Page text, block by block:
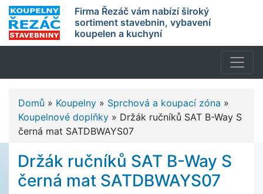
Firma Řezáč vám nabízí široký
sortiment stavebnin, vybavení
koupelen a kuchyní
Domů » Koupelny » Sprchová a koupací zóna »
Koupelnové doplňky » Držák ručníků SAT B-Way S
černá mat SATDBWAYS07
Držák ručníků SAT B-Way S
černá mat SATDBWAYS07